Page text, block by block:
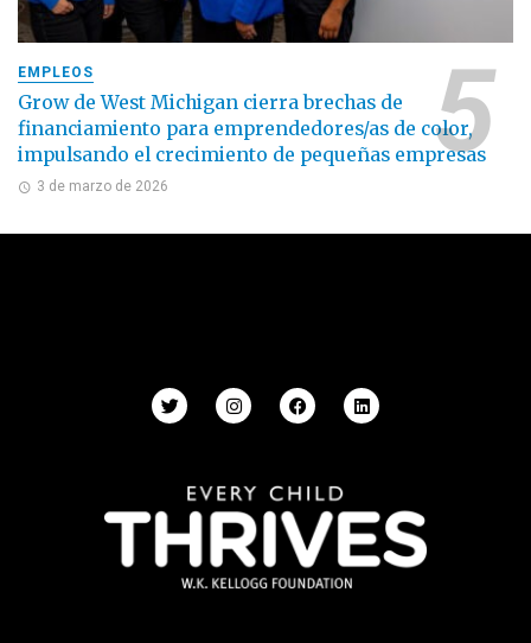
EMPLEOS
Grow de West Michigan cierra brechas de
financiamiento para emprendedores/as de color,
impulsando el crecimiento de pequeñas empresas
3 de marzo de 2026